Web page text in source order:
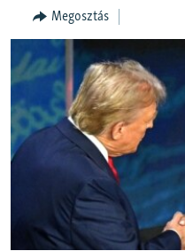
TÁRSADALOM
DEMOKRÁCIA
A PÉNZ NYOMÁBAN
EURÓPAI UNIÓ
VILÁG
KLÍMAVÁLTOZÁS
A MÚLT TANULSÁGAI
Megosztás